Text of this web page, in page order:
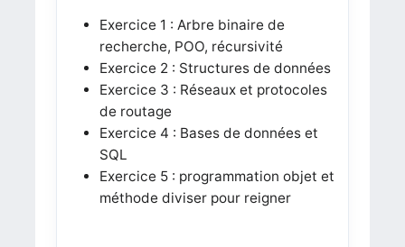
Exercice 1 : Arbre binaire de
recherche, POO, récursivité
Exercice 2 : Structures de données
Exercice 3 : Réseaux et protocoles
de routage
Exercice 4 : Bases de données et
SQL
Exercice 5 : programmation objet et
méthode diviser pour reigner